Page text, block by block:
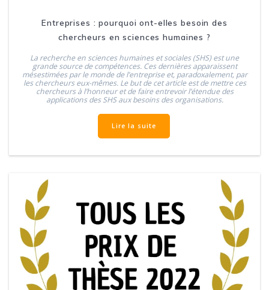
Entreprises : pourquoi ont-elles besoin des
chercheurs en sciences humaines ?
La recherche en sciences humaines et sociales (SHS) est une
grande source de compétences. Ces dernières apparaissent
mésestimées par le monde de l’entreprise et, paradoxalement, par
les chercheurs eux-mêmes. Le but de cet article est de mettre ces
chercheurs à l’honneur et de faire entrevoir l’étendue des
applications des SHS aux besoins des organisations.
Lire la suite